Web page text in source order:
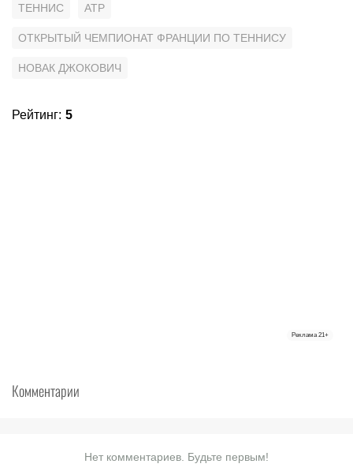
ТЕННИС ATP
ОТКРЫТЫЙ ЧЕМПИОНАТ ФРАНЦИИ ПО ТЕННИСУ
НОВАК ДЖОКОВИЧ
Рейтинг: 5
Реклама 21+
Комментарии
Нет комментариев. Будьте первым!